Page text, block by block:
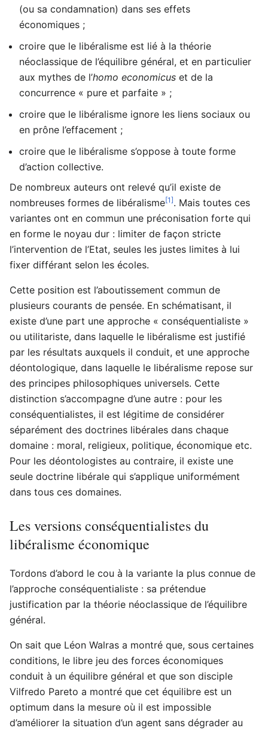
(ou sa condamnation) dans ses effets
économiques ;
croire que le libéralisme est lié à la théorie
néoclassique de l’équilibre général, et en particulier
aux mythes de l’homo economicus et de la
concurrence « pure et parfaite » ;
croire que le libéralisme ignore les liens sociaux ou
en prône l’effacement ;
croire que le libéralisme s’oppose à toute forme
d’action collective.
De nombreux auteurs ont relevé qu’il existe de
nombreuses formes de libéralisme[1]. Mais toutes ces
variantes ont en commun une préconisation forte qui
en forme le noyau dur : limiter de façon stricte
l’intervention de l’Etat, seules les justes limites à lui
fixer différant selon les écoles.
Cette position est l’aboutissement commun de
plusieurs courants de pensée. En schématisant, il
existe d’une part une approche « conséquentialiste »
ou utilitariste, dans laquelle le libéralisme est justifié
par les résultats auxquels il conduit, et une approche
déontologique, dans laquelle le libéralisme repose sur
des principes philosophiques universels. Cette
distinction s’accompagne d’une autre : pour les
conséquentialistes, il est légitime de considérer
séparément des doctrines libérales dans chaque
domaine : moral, religieux, politique, économique etc.
Pour les déontologistes au contraire, il existe une
seule doctrine libérale qui s’applique uniformément
dans tous ces domaines.
Les versions conséquentialistes du
libéralisme économique
Tordons d’abord le cou à la variante la plus connue de
l’approche conséquentialiste : sa prétendue
justification par la théorie néoclassique de l’équilibre
général.
On sait que Léon Walras a montré que, sous certaines
conditions, le libre jeu des forces économiques
conduit à un équilibre général et que son disciple
Vilfredo Pareto a montré que cet équilibre est un
optimum dans la mesure où il est impossible
d’améliorer la situation d’un agent sans dégrader au